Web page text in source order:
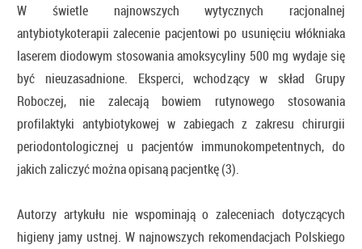
W świetle najnowszych wytycznych racjonalnej
antybiotykoterapii zalecenie pacjentowi po usunięciu włókniaka
laserem diodowym stosowania amoksycyliny 500 mg wydaje się
być nieuzasadnione. Eksperci, wchodzący w skład Grupy
Roboczej, nie zalecają bowiem rutynowego stosowania
profilaktyki antybiotykowej w zabiegach z zakresu chirurgii
periodontologicznej u pacjentów immunokompetentnych, do
jakich zaliczyć można opisaną pacjentkę (3).
Autorzy artykułu nie wspominają o zaleceniach dotyczących
higieny jamy ustnej. W najnowszych rekomendacjach Polskiego